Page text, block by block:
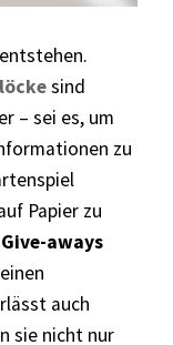
sind
– sei es, um
zu
Papier zu
aways
auch
sie nicht nur